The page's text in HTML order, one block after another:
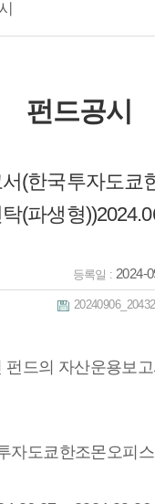
펀드공시
(한국투자도쿄
(파생형
등록일 : 2024-
펀드의 자산운용보
자도쿄한조몬오피